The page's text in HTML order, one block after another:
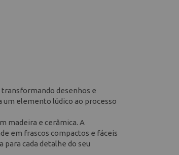
desenhos e
elemento lúdico ao processo
madeira e cerâmica. A
em frascos compactos e fáceis
cada detalhe do seu